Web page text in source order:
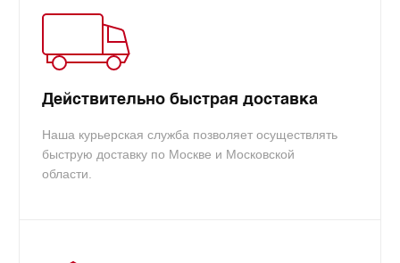
Оригинальность расходника:
0829160222585
вам.
Действительно быстрая доставка
Наша курьерская служба позволяет осуществлять
быструю доставку по Москве и Московской
области.